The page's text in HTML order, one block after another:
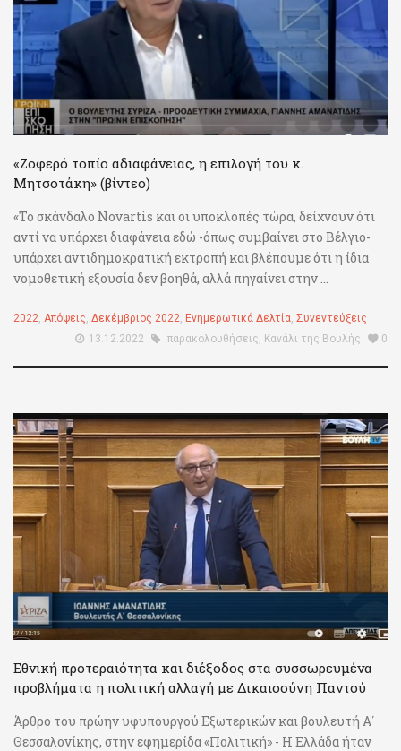
«Ζοφερό τοπίο αδιαφάνειας, η επιλογή του κ.
Μητσοτάκη» (βίντεο)
«Το σκάνδαλο Novartis και οι υποκλοπές τώρα, δείχνουν ότι
αντί να υπάρχει διαφάνεια εδώ -όπως συμβαίνει στο Βέλγιο-
υπάρχει αντιδημοκρατική εκτροπή και βλέπουμε ότι η ίδια
νομοθετική εξουσία δεν βοηθά, αλλά πηγαίνει στην ...
2022, Απόψεις, Δεκέμβριος 2022, Ενημερωτικά Δελτία, Συνεντεύξεις
13.12.2022
΄παρακολουθήσεις, Κανάλι της Βουλής 0
Εθνική προτεραιότητα και διέξοδος στα συσσωρευμένα
προβλήματα η πολιτική αλλαγή με Δικαιοσύνη Παντού
Άρθρο του πρώην υφυπουργού Εξωτερικών και βουλευτή Α΄
Θεσσαλονίκης, στην εφημερίδα «Πολιτική» - Η Ελλάδα ήταν